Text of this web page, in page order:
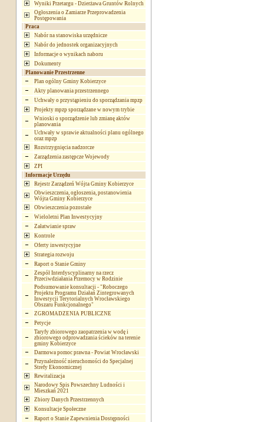
Wyniki Przetargu - Dzierżawa Gruntów Rolnych
Ogłoszenia o Zamiarze Przeprowadzenia
Postępowania
Praca
Nabór na stanowiska urzędnicze
Nabór do jednostek organizacyjnych
Informacje o wynikach naboru
Dokumenty
Planowanie Przestrzenne
Plan ogólny Gminy Kobierzyce
Akty planowania przestrzennego
Uchwały o przystąpieniu do sporządzania mpzp
Projekty mpzp sporządzane w nowym trybie
Wnioski o sporządzenie lub zmianę aktów
planowania
Uchwały w sprawie aktualności planu ogólnego
oraz mpzp
Rozstrzygnięcia nadzorcze
Zarządzenia zastępcze Wojewody
ZPI
Informacje Urzędu
Rejestr Zarządzeń Wójta Gminy Kobierzyce
Obwieszczenia, ogłoszenia, postanowienia
Wójta Gminy Kobierzyce
Obwieszczenia pozostałe
Wieloletni Plan Inwestycyjny
Załatwianie spraw
Kontrole
Oferty inwestycyjne
Strategia rozwoju
Raport o Stanie Gminy
Zespół Interdyscyplinarny na rzecz
Przeciwdziałania Przemocy w Rodzinie
Podsumowanie konsultacji - "Roboczego
Projektu Programu Działań Zintegrowanych
Inwestycji Terytorialnych Wrocławskiego
Obszaru Funkcjonalnego"
ZGROMADZENIA PUBLICZNE
Petycje
Taryfy zbiorowego zaopatrzenia w wodę i
zbiorowego odprowadzania ścieków na terenie
gminy Kobierzyce
Darmowa pomoc prawna - Powiat Wrocławski
Przynależność nieruchomości do Specjalnej
Strefy Ekonomicznej
Rewitalizacja
Narodowy Spis Powszechny Ludności i
Mieszkań 2021
Zbiory Danych Przestrzennych
Konsultacje Społeczne
Raport o Stanie Zapewnienia Dostępności